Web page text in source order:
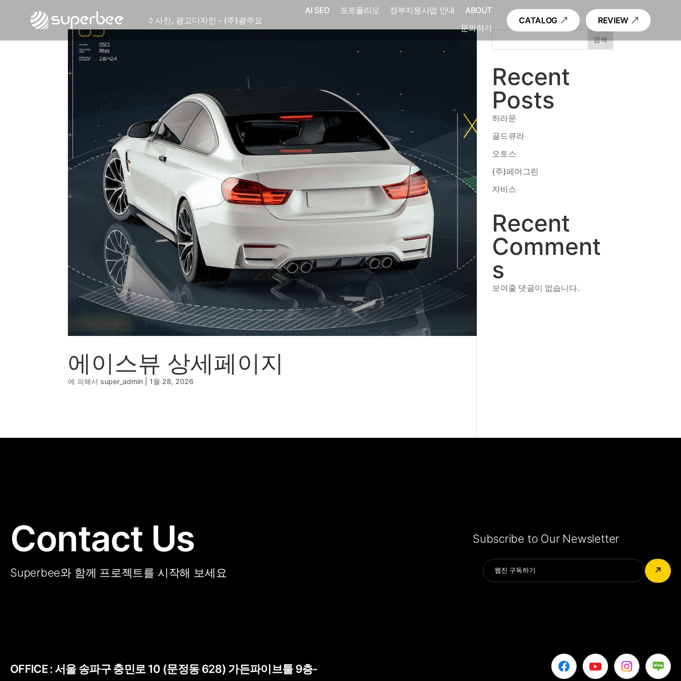
🛡️ 웹사이트 - (주)세스코
사진, 광고디자인 - 중외제약
패키지, 디자인 - 고려은단
🪑동영상 - (주)듀오백
🍕동영상 - ㈜고피자
☕동영상 - 모모스커피㈜
🏢동영상 - 삼양홀딩스
동영상 - 킷캣
🍶사진, 광고디자인 - (주)화요
사진, 광고디자인 - (주)광주요
🛡️
웹사이트 - (주)세스코
💾제품디자인 - 삼성전자㈜
🔹동영상, CI - 카피어랜드㈜
🐶동영상, 홈페이지 - (주)분독
동영상, 카탈로그 - 피자마루
🍽️
웹사이트 - 백조씽크
⚕️사진, 광고디자인 - 중외제약
패키지, 디자인 - 고려은단
🪑동영상 - (주)듀오백
🍕동영상 - ㈜고피자
☕동영상 - 모모스커피㈜
🏢동영상 - 삼양홀딩스
AI SEO 포트폴리오 정부지원사업 안내
ABOUT
문의하기
CATALOG REVIEW
에이스뷰 상세페이지
에 의해서super_admin |1월 28, 2026
검색
Recent
Posts
하라문
골드큐라
오토스
(주)페어그린
자비스
Recent
Comment
s
보여줄 댓글이 없습니다.
Contact Us
Superbee와 함께 프로젝트를 시작해 보세요
Subscribe to Our Newsletter
↗
Alternative:
OFFICE : 서울 송파구 충민로 10 (문정동 628) 가든파이브툴 9층-